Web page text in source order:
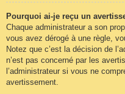
Pourquoi ai-je reçu un
Chaque administrateur a son
vous avez dérogé à une règle,
Notez que c’est la décision de
n’est pas concerné par les
l’administrateur si vous ne
avertissement.